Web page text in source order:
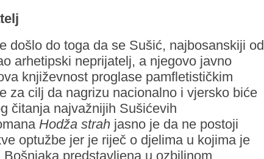
došlo do toga da se Sušić, najbosanskiji od
arhetipski neprijatelj, a njegovo javno
književnost proglase pamfletističkim
za cilj da nagrizu nacionalno i vjersko biće
čitanja najvažnijih Sušićevih
Hodža strah jasno je da ne postoji
optužbe jer je riječ o djelima u kojima je
predstavljena u ozbiljnom